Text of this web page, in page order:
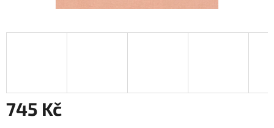
745 Kč